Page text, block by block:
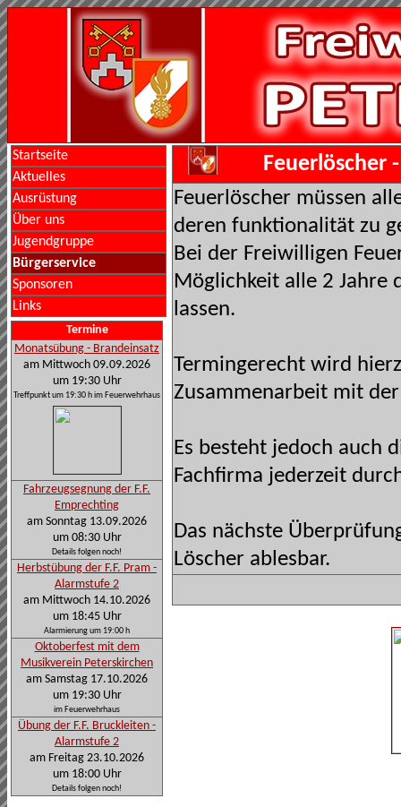
Startseite
Aktuelles
Ausrüstung
Über uns
Jugendgruppe
Bürgerservice
Sponsoren
Links
Termine
Monatsübung - Brandeinsatz
am Mittwoch 09.09.2026
um 19:30 Uhr
Treffpunkt um 19:30 h im Feuerwehrhaus
Fahrzeugsegnung der F.F.
Emprechting
am Sonntag 13.09.2026
um 08:30 Uhr
Details folgen noch!
Herbstübung der F.F. Pram -
Alarmstufe 2
am Mittwoch 14.10.2026
um 18:45 Uhr
Alarmierung um 19:00 h
Oktoberfest mit dem
Musikverein Peterskirchen
am Samstag 17.10.2026
um 19:30 Uhr
im Feuerwehrhaus
Übung der F.F. Bruckleiten -
Alarmstufe 2
am Freitag 23.10.2026
um 18:00 Uhr
Details folgen noch!
Feuerlöscher
Feuerlöscher müssen
deren funktionalität zu
Bei der Freiwilligen
Möglichkeit alle 2 Jahre
lassen.
Termingerecht wird
Zusammenarbeit mit
Es besteht jedoch auch
Fachfirma jederzeit
Das nächste
Löscher ablesbar.